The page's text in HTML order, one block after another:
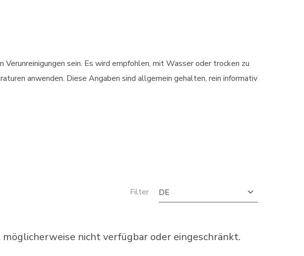
sein. Es wird empfohlen, mit Wasser oder trocken zu
anwenden. Diese Angaben sind allgemein gehalten, rein informativ
Filter DE
nicht verfügbar oder eingeschränkt.